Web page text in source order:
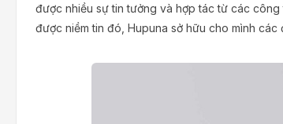
được nhiều sự tin tưởng và hợp tác từ các
được niềm tin đó, Hupuna sở hữu cho mình các